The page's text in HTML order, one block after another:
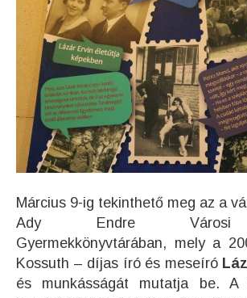
Március 9-ig tekinthető meg az a
Ady Endre Városi
Gyermekkönyvtárában, mely a
Kossuth – díjas író és meseíró
és munkásságát mutatja be. A